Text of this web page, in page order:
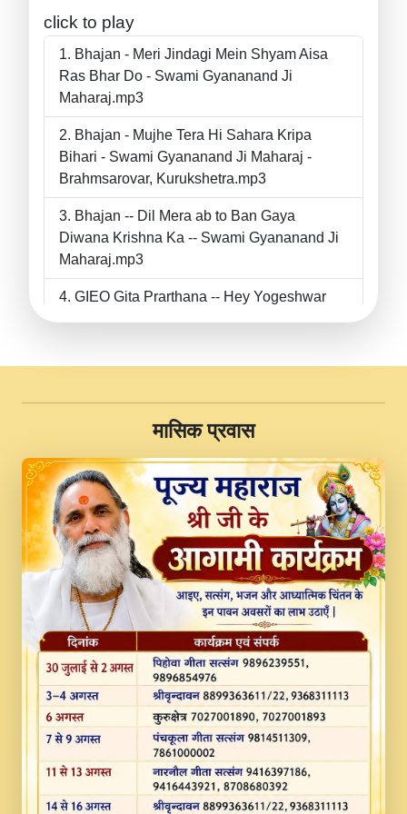
click to play
Bhajan - Meri Jindagi Mein Shyam Aisa
Ras Bhar Do - Swami Gyananand Ji
Maharaj.mp3
Bhajan - Mujhe Tera Hi Sahara Kripa
Bihari - Swami Gyananand Ji Maharaj -
Brahmsarovar, Kurukshetra.mp3
Bhajan -- Dil Mera ab to Ban Gaya
Diwana Krishna Ka -- Swami Gyananand Ji
Maharaj.mp3
GIEO Gita Prarthana -- Hey Yogeshwar
II Swami Gyananand Ji Maharaj.mp3
JINU SATGURU AAP BULAVE by Rasik
Pawan ji 20-11-19 Sankirtan At VEER JI
PRABHU KUTEER CHANNEL.mp3
Kina Sohna Tera Bhawan Sajaya Mata
Vaishno Devi Aarti Mata Rani Bhajan By
Lakhwinder Wadali Ji.mp3
MERE MANN VICH KANTH KALER
NEW PUNAJBI DEVOTIONAL SONG 2017
FULL VIDEO HD.mp3
Na To Roop Hai Bindu Ji Maharaj Pad - A
Divine Bhajan by Shri Indresh Ji
#BhaktiPath.mp3
Radha Rani Ki Kirpa Best Devotional
Song By Chitra Vichitra.mp3
​मासिक प्रवास